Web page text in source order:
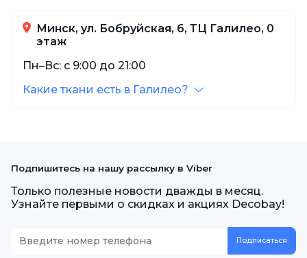
Минск, ул. Бобруйская, 6, ТЦ Галилео, 0
этаж
Пн–Вс: с 9:00 до 21:00
Какие ткани есть в Галилео?
Подпишитесь на нашу рассылку в Viber
Только полезные новости дважды в месяц.
Узнайте первыми о скидках и акциях Decobay!